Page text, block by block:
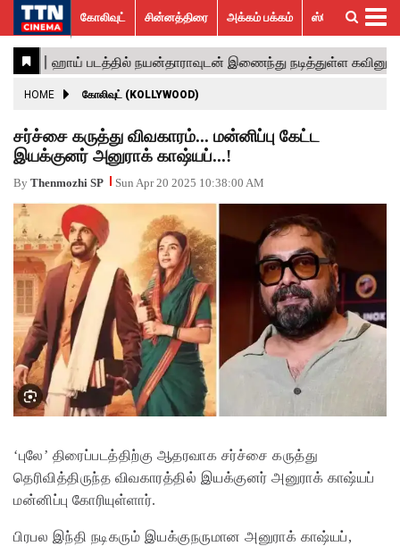
கோலிவுட்
சின்னத்திரை
பாலிவுட்
ஹாலிவுட்
அக்கம்
பக்கம்
ஸ்பெஷல்
ஸ்டோரீஸ்
விமர்சனம்
GALLERY
ACTRESS
ACTORS
MOVIESTILLS
EVENTS
VIDEOS
What’s
Hot
Trending
News
கோலிவுட் சின்னத்திரை அக்கம் பக்கம் ஸ்பெஷல் ஸ்டோரீஸ்
HOME கோலிவுட் (KOLLYWOOD)
சர்ச்சை கருத்து விவகாரம்... மன்னிப்பு கேட்ட
இயக்குனர் அனுராக் காஷ்யப்...!
By Thenmozhi SP Sun Apr 20 2025 10:38:00 AM
‘புலே’ திரைப்படத்திற்கு ஆதரவாக சர்ச்சை கருத்து
தெரிவித்திருந்த விவகாரத்தில் இயக்குனர் அனுராக் காஷ்யப்
மன்னிப்பு கோரியுள்ளார்.
பிரபல இந்தி நடிகரும் இயக்குநருமான அனுராக் காஷ்யப்,